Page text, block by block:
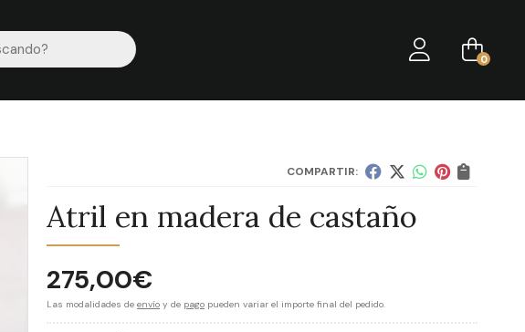
0
COMPARTIR:
Atril en madera de castaño
275,00€
Las modalidades de envío y de pago pueden variar el importe final del pedido.